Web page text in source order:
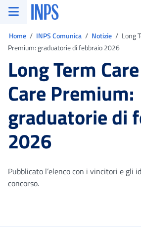
Vai al menu principale
Vai al contenuto principale
Vai al pie' di pagina
INPS ()
Home INPS Comunica Notizie
Long
Premium: graduatorie di febbraio 2026
Long Term
Care Premium:
graduatorie di
2026
Pubblicato l’elenco con i vincitori e gli
concorso.